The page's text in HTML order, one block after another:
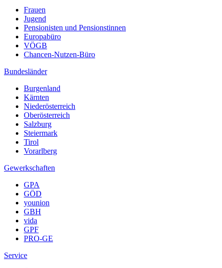
Frauen
Jugend
Pensionisten und Pensionstinnen
Europabüro
VÖGB
Chancen-Nutzen-Büro
Bundesländer
Burgenland
Kärnten
Niederösterreich
Oberösterreich
Salzburg
Steiermark
Tirol
Vorarlberg
Gewerkschaften
GPA
GÖD
younion
GBH
vida
GPF
PRO-GE
Service